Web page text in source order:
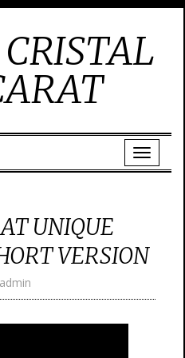
UNIQUE
VERSION
admin